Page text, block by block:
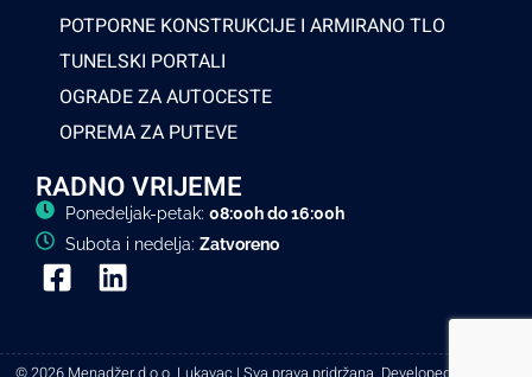
POTPORNE KONSTRUKCIJE I ARMIRANO TLO
TUNELSKI PORTALI
OGRADE ZA AUTOCESTE
OPREMA ZA PUTEVE
RADNO VRIJEME
Ponedeljak-petak: 08:00h do 16:00h
Subota i nedelja: Zatvoreno